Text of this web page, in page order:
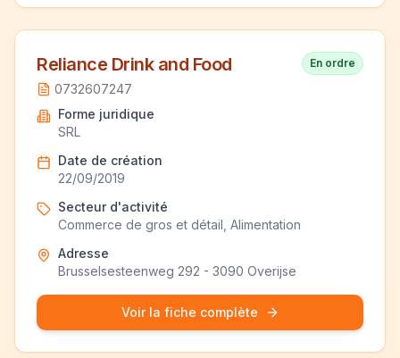
Reliance Drink and Food
0732607247
En ordre
Forme juridique
SRL
Date de création
22/09/2019
Secteur d'activité
Commerce de gros et détail, Alimentation
Adresse
Brusselsesteenweg 292 - 3090 Overijse
Voir la fiche complète